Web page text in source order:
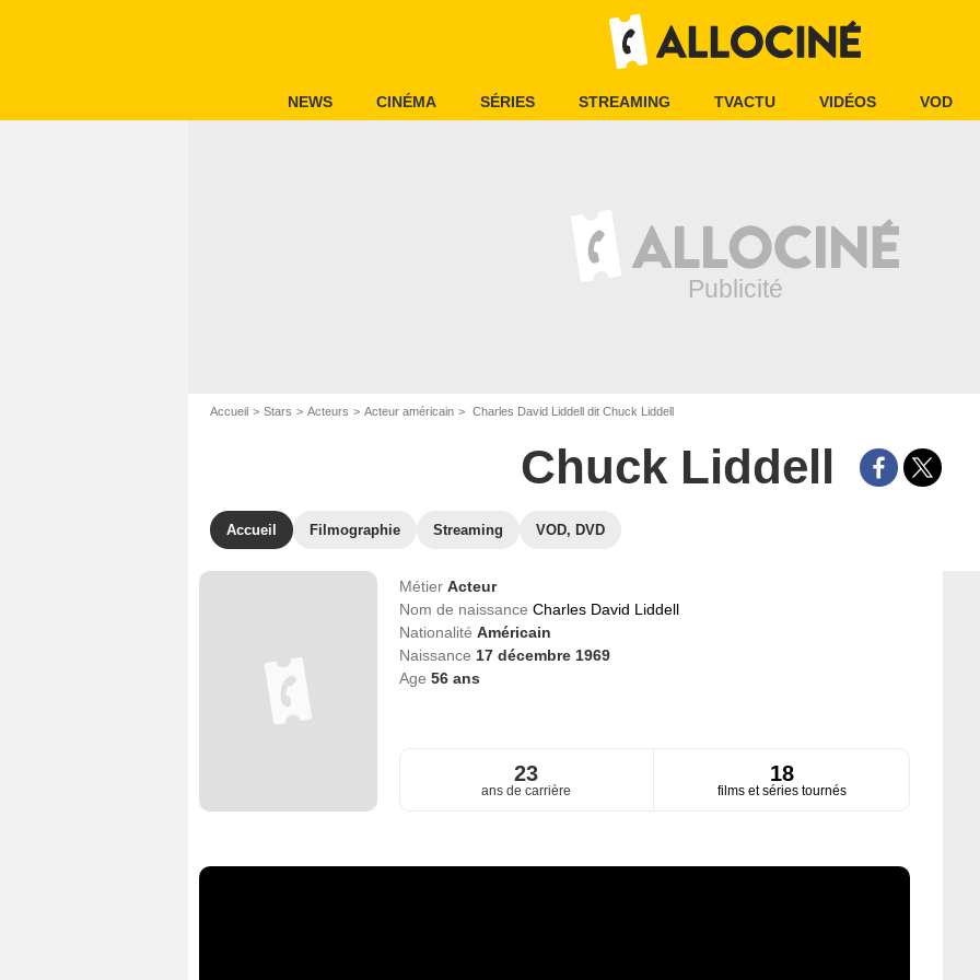
NEWS CINÉMA SÉRIES STREAMING TVACTU VIDÉOS VOD
Accueil Stars Acteurs Acteur américain Charles David Liddell dit Chuck Liddell
Chuck Liddell
Accueil Filmographie Streaming VOD, DVD
Métier Acteur
Nom de naissance Charles David Liddell
Nationalité Américain
Naissance 17 décembre 1969
Age 56ans
23
ans de carrière
18
films et séries tournés